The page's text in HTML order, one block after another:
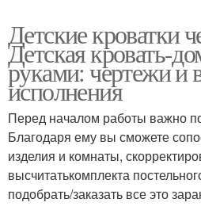
Детские кроватки
Детская кровать-
руками: чертежи и
исполнения
Перед началом работы важно
Благодаря ему вы сможете
изделия и комнаты,
высчитатькомплекта
подобрать/заказать все это